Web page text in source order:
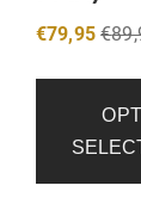
€79,95 €